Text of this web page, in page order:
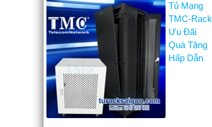
Tủ Mạng
TMC-Rack
Ưu Đãi
Quà Tặng
Hấp Dẫn